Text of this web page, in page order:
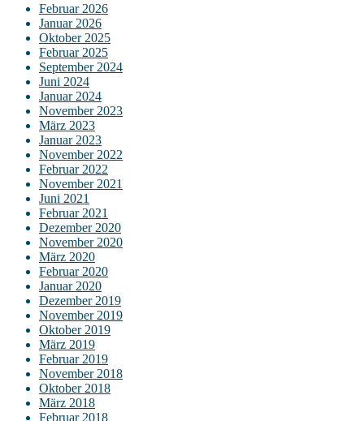
Februar 2026
Januar 2026
Oktober 2025
Februar 2025
September 2024
Juni 2024
Januar 2024
November 2023
März 2023
Januar 2023
November 2022
Februar 2022
November 2021
Juni 2021
Februar 2021
Dezember 2020
November 2020
März 2020
Februar 2020
Januar 2020
Dezember 2019
November 2019
Oktober 2019
März 2019
Februar 2019
November 2018
Oktober 2018
März 2018
Februar 2018